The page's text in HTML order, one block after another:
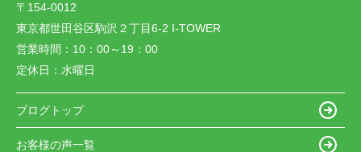
〒154-0012
東京都世田谷区駒沢２丁目6-2 I-TOWER
営業時間： 10：00～19：00
定休日： 水曜日
ブログトップ
お客様の声一覧